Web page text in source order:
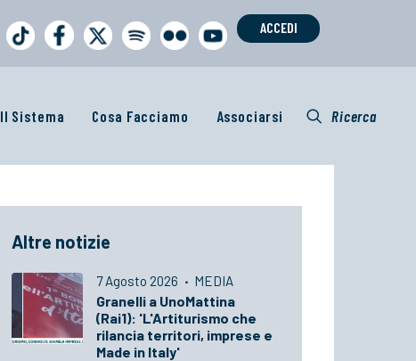
ACCEDI
Il Sistema Cosa Facciamo Associarsi Ricerca
Altre notizie
7 Agosto 2026 · MEDIA
Granelli a UnoMattina
(Rai1): 'L'Artiturismo che
rilancia territori, imprese e
Made in Italy'